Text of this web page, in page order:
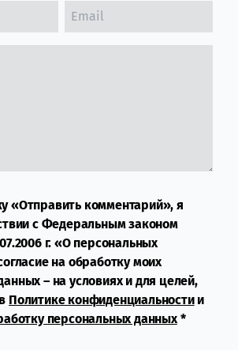
«Отправить комментарий», я
с Федеральным законом
г. «О персональных
на обработку моих
– на условиях и для целей,
Политике конфиденциальностии
персональных данных*